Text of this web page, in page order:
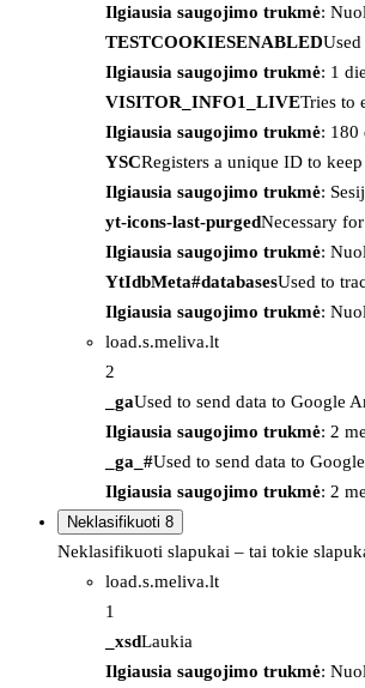
Ilgiausia saugojimo trukmė:
TESTCOOKIESENABLED
Ilgiausia saugojimo trukmė: 1
VISITOR_INFO1_LIVETries to
Ilgiausia saugojimo trukmė: 180
YSCRegisters a unique ID to
Ilgiausia saugojimo trukmė:
yt-icons-last-purgedNecessary
Ilgiausia saugojimo trukmė:
YtIdbMeta#databasesUsed to
Ilgiausia saugojimo trukmė:
load.s.meliva.lt
2
_gaUsed to send data to Google
Ilgiausia saugojimo trukmė: 2
_ga_#Used to send data to
Ilgiausia saugojimo trukmė: 2
Neklasifikuoti 8
Neklasifikuoti slapukai – tai tokie
load.s.meliva.lt
1
_xsdLaukia
Ilgiausia saugojimo trukmė: